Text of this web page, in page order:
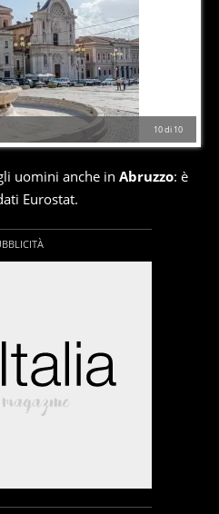
10di 10
uomini anche in Abruzzo: è
Eurostat.